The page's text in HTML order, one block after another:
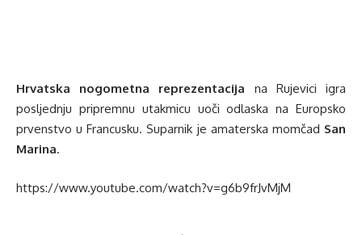
Hrvatska nogometna reprezentacija na Rujevici igra
posljednju pripremnu utakmicu uoči odlaska na Europsko
prvenstvo u Francusku. Suparnik je amaterska momčad San
Marina.
https://www.youtube.com/watch?v=g6b9frJvMjM